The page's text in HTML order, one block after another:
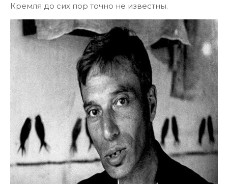
Кремля до сих пор точно не известны.